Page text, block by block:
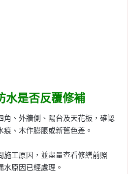
水是否反覆修補
角、外牆側、陽台及天花板，確認
、木作膨脹或新舊色差。
施工原因，並盡量查看修繕前照
水原因已經處理。